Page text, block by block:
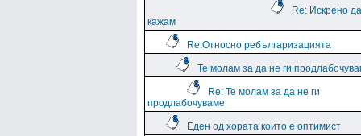
Re: Искрено
кажам
Re:Относно ребългаризацията
Те молам за да не ги
Re: Те молам за да не ги
продлабочуваме
Еден од хората които е оптимист